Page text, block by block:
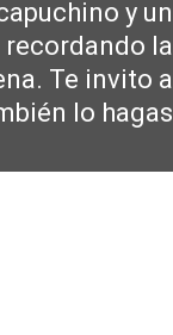
y un
la
Te invito a
lo hagas